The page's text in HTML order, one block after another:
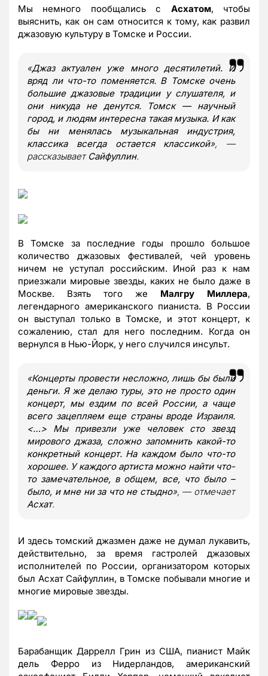
Мы немного пообщались с Асхатом, чтобы
выяснить, как он сам относится к тому, как развил
джазовую культуру в Томске и России.
«Джаз актуален уже много десятилетий. И
вряд ли что-то поменяется. В Томске очень
большие джазовые традиции у слушателя, и
они никуда не денутся. Томск — научный
город, и людям интересна такая музыка. И как
бы ни менялась музыкальная индустрия,
классика всегда остается классикой», —
рассказывает Сайфуллин.
В Томске за последние годы прошло большое
количество джазовых фестивалей, чей уровень
ничем не уступал российским. Иной раз к нам
приезжали мировые звезды, каких не было даже в
Москве. Взять того же Малгру Миллера,
легендарного американского пианиста. В России
он выступал только в Томске, и этот концерт, к
сожалению, стал для него последним. Когда он
вернулся в Нью-Йорк, у него случился инсульт.
«Концерты провести несложно, лишь бы были
деньги. Я же делаю туры, это не просто один
концерт, мы ездим по всей России, а чаще
всего зацепляем еще страны вроде Израиля.
<…> Мы привезли уже человек сто звезд
мирового джаза, сложно запомнить какой-то
конкретный концерт. На каждом было что-то
хорошее. У каждого артиста можно найти что-
то замечательное, в общем, все, что было –
было, и мне ни за что не стыдно», — отмечает
Асхат.
И здесь томский джазмен даже не думал лукавить,
действительно, за время гастролей джазовых
исполнителей по России, организатором которых
был Асхат Сайфуллин, в Томске побывали многие и
многие мировые звезды.
Барабанщик Даррелл Грин из США, пианист Майк
дель Ферро из Нидерландов, американский